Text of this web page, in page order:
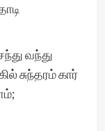
வந்து
சுந்தரம் கார்